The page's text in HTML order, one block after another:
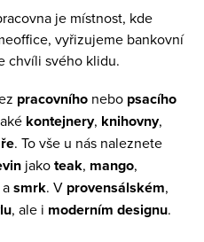
je místnost, kde
vyřizujeme bankovní
chvíli svého klidu.
pracovního nebo psacího
kontejnery, knihovny,
. To vše u nás naleznete
jakoteak, mango,
asmrk. V provensálském,
, ale i moderním designu.